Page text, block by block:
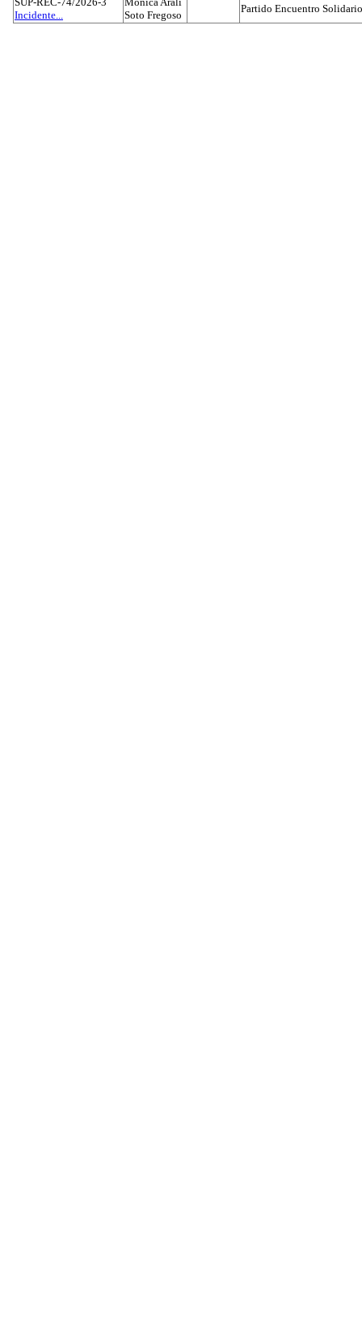
Incidente...
Soto Fregoso
Partido Encuentro